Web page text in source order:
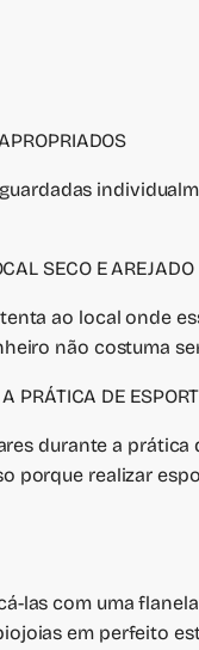
SECO E AREJADO
ao local onde
não costuma
PRÁTICA DE
durante a
porque realizar
las com uma
em perfeito